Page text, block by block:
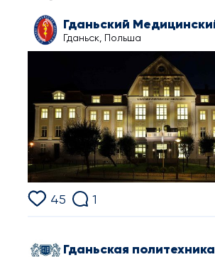
Гданьск, Польша
45 1
Гданьская политехника